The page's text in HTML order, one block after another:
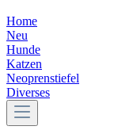
Home
Neu
Hunde
Katzen
Neoprenstiefel
Diverses